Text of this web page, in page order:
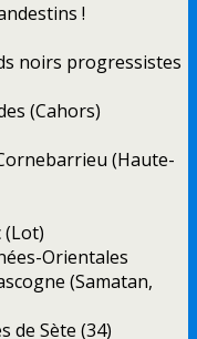
!
noirs progressistes
(Cahors)
(Haute-
(Lot)
Orientales
(Samatan,
de Sète (34)